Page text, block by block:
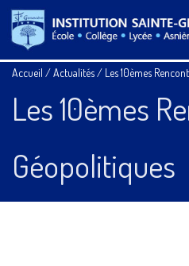
Accueil /Actualités/ Les 10èmes
Les 10èmes
Géopolitiques